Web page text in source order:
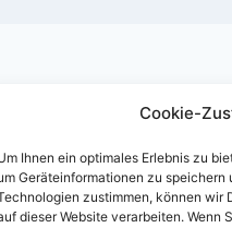
Cookie-
Ihnen ein optimales Erlebnis zu
Geräteinformationen zu
zustimmen, können wir
dieser Website verarbeiten. Wenn